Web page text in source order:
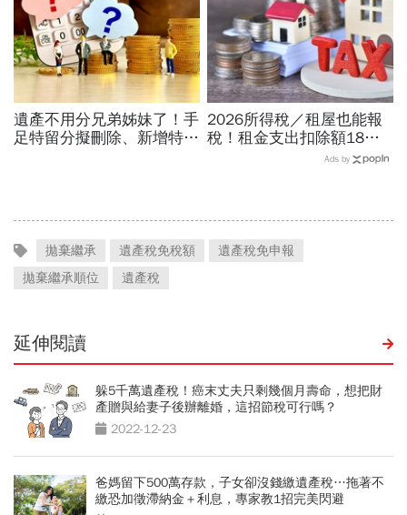
遺產不用分兄弟姊妹了！手
足特留分擬刪除、新增特別
2026所得稅／租屋也能報
稅！租金支出扣除額18
萬，房東要同意？領租屋補
Ads by
拋棄繼承 遺產稅免稅額
遺產稅免申報
拋棄繼承順位
遺產稅
延伸閱讀
躲5千萬遺產稅！癌末丈夫只剩幾個月壽命，想把財
產贈與給妻子後辦離婚，這招節稅可行嗎？
2022-12-23
爸媽留下500萬存款，子女卻沒錢繳遺產稅…拖著不
繳恐加徵滯納金＋利息，專家教1招完美閃避